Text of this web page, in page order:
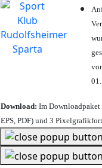
Download: Im
EPS, PDF) und 3